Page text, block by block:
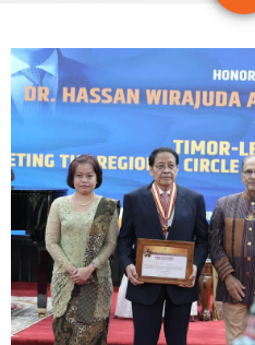
VIDEOS
CONTACTOS
PORTUGUÊS
TÉTUM
PORTUGUÊS
PRÓXIMOS PROGRAMAS